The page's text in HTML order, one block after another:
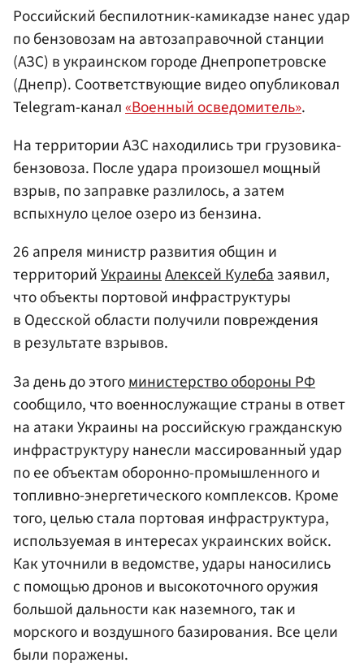
Российский беспилотник-камикадзе нанес удар
по бензовозам на автозаправочной станции
(АЗС) в украинском городе Днепропетровске
(Днепр). Соответствующие видео опубликовал
Telegram-канал«Военный осведомитель».
На территории АЗС находились три грузовика-
бензовоза. После удара произошел мощный
взрыв, по заправке разлилось, а затем
вспыхнуло целое озеро из бензина.
26 апреля министр развития общин и
территорийУкраиныАлексей Кулебазаявил,
что объекты портовой инфраструктуры
в Одесской области получили повреждения
в результате взрывов.
За день до этогоминистерство обороны РФ
сообщило, что военнослужащие страны в ответ
на атаки Украины на российскую гражданскую
инфраструктуру нанесли массированный удар
по ее объектам оборонно-промышленного и
топливно-энергетического комплексов. Кроме
того, целью стала портовая инфраструктура,
используемая в интересах украинских войск.
Как уточнили в ведомстве, удары наносились
с помощью дронов и высокоточного оружия
большой дальности как наземного, так и
морского и воздушного базирования. Все цели
были поражены.